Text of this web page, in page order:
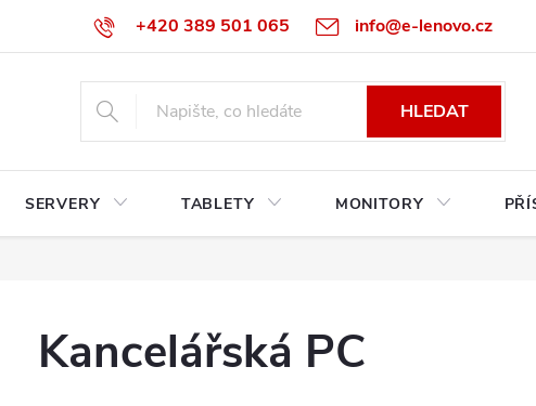
+420 389 501 065 info@e-lenovo.cz
HLEDAT
SERVERY TABLETY MONITORY
Kancelářská PC